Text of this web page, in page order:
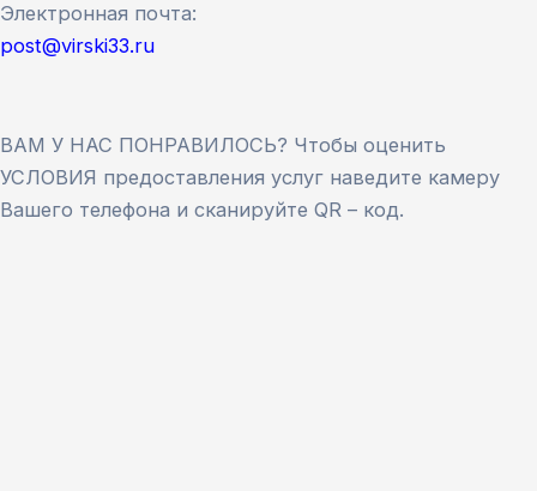
Электронная почта:
post@virski33.ru
ВАМ У НАС ПОНРАВИЛОСЬ? Чтобы оценить
УСЛОВИЯ предоставления услуг наведите камеру
Вашего телефона и сканируйте QR – код.